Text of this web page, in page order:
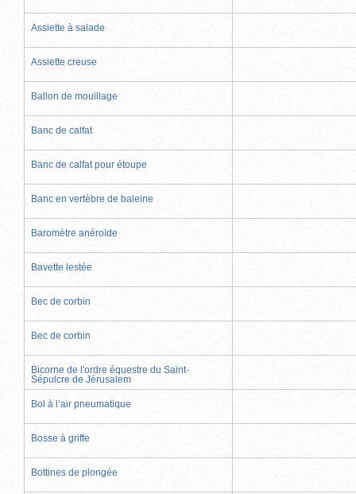
Assiette à salade
Assiette creuse
Ballon de mouillage
Banc de calfat
Banc de calfat pour étoupe
Banc en vertèbre de baleine
Baromètre anéroïde
Bavette lestée
Bec de corbin
Bec de corbin
Bicorne de l'ordre équestre du Saint-
Sépulcre de Jérusalem
Bol à l’air pneumatique
Bosse à griffe
Bottines de plongée